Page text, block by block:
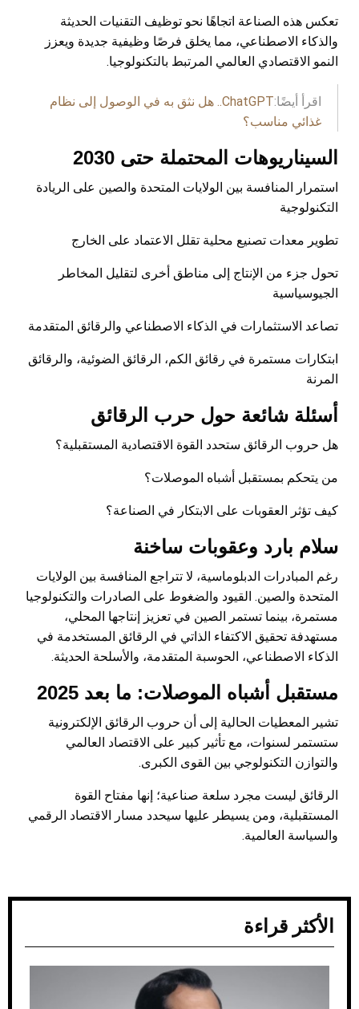
تعكس هذه الصناعة اتجاهًا نحو توظيف التقنيات الحديثة
والذكاء الاصطناعي، مما يخلق فرصًا وظيفية جديدة ويعزز
النمو الاقتصادي العالمي المرتبط بالتكنولوجيا.
اقرأ أيضًا:
ChatGPT.. هل نثق به في الوصول إلى نظام
غذائي مناسب؟
السيناريوهات المحتملة حتى 2030
استمرار المنافسة بين الولايات المتحدة والصين على الريادة
التكنولوجية
تطوير معدات تصنيع محلية تقلل الاعتماد على الخارج
تحول جزء من الإنتاج إلى مناطق أخرى لتقليل المخاطر
الجيوسياسية
تصاعد الاستثمارات في الذكاء الاصطناعي والرقائق المتقدمة
ابتكارات مستمرة في رقائق الكم، الرقائق الضوئية، والرقائق
المرنة
أسئلة شائعة حول حرب الرقائق
هل حروب الرقائق ستحدد القوة الاقتصادية المستقبلية؟
من يتحكم بمستقبل أشباه الموصلات؟
كيف تؤثر العقوبات على الابتكار في الصناعة؟
سلام بارد وعقوبات ساخنة
رغم المبادرات الدبلوماسية، لا تتراجع المنافسة بين الولايات
المتحدة والصين. القيود والضغوط على الصادرات والتكنولوجيا
مستمرة، بينما تستمر الصين في تعزيز إنتاجها المحلي،
مستهدفة تحقيق الاكتفاء الذاتي في الرقائق المستخدمة في
الذكاء الاصطناعي، الحوسبة المتقدمة، والأسلحة الحديثة.
مستقبل أشباه الموصلات: ما بعد 2025
تشير المعطيات الحالية إلى أن حروب الرقائق الإلكترونية
ستستمر لسنوات، مع تأثير كبير على الاقتصاد العالمي
والتوازن التكنولوجي بين القوى الكبرى.
الرقائق ليست مجرد سلعة صناعية؛ إنها مفتاح القوة
المستقبلية، ومن يسيطر عليها سيحدد مسار الاقتصاد الرقمي
والسياسة العالمية.
الأكثر قراءة